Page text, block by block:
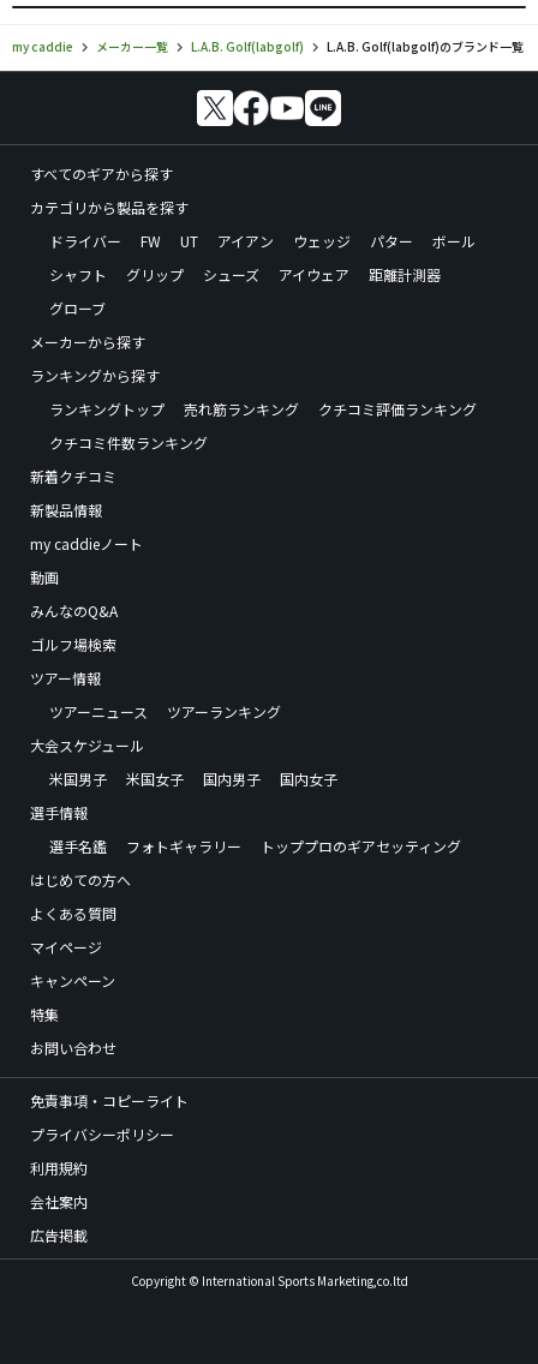
my caddie メーカー一覧 L.A.B. Golf(labgolf) L.A.B. Golf(labgolf)のブランド一覧
すべてのギアから探す
カテゴリから製品を探す
ドライバー
FW UT アイアン ウェッジ パター
ボール
シャフト
グリップ シューズ アイウェア
距離計測器
グローブ
メーカーから探す
ランキングから探す
ランキングトップ
売れ筋ランキング
クチコミ評価ランキング
クチコミ件数ランキング
新着クチコミ
新製品情報
my caddieノート
動画
みんなのQ&A
ゴルフ場検索
ツアー情報
ツアーニュース
ツアーランキング
大会スケジュール
米国男子
米国女子 国内男子
国内女子
選手情報
選手名鑑
フォトギャラリー
トッププロのギアセッティング
はじめての方へ
よくある質問
マイページ
キャンペーン
特集
お問い合わせ
免責事項・コピーライト
プライバシーポリシー
利用規約
会社案内
広告掲載
Copyright © International Sports Marketing,co.ltd